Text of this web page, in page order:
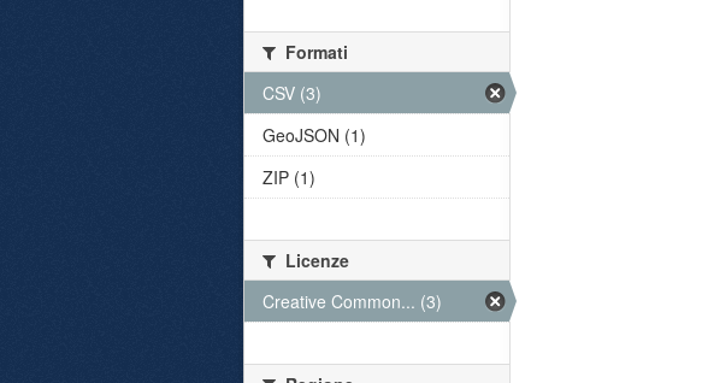
Formati
CSV (3)
GeoJSON (1)
ZIP (1)
Licenze
Creative Common... (3)